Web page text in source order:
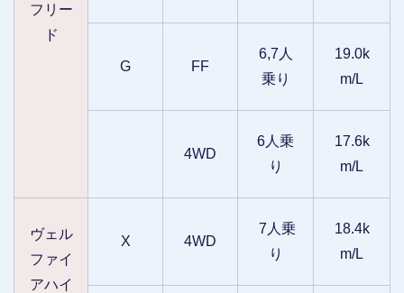
フリー
ド
G FF
6,7人
乗り
19.0k
m/L
4WD
6人乗
り
17.6k
m/L
ヴェル
ファイ
アハイ
X 4WD
7人乗
り
18.4k
m/L